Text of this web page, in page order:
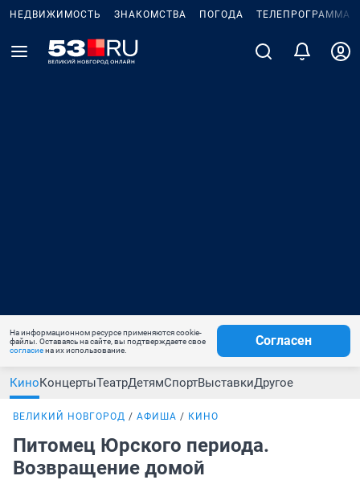
НЕДВИЖИМОСТЬ ЗНАКОМСТВА ПОГОДА ТЕЛЕПРОГРАММА
На информационном ресурсе применяются cookie-
файлы. Оставаясь на сайте, вы подтверждаете свое
согласиена их использование.
Согласен
КиноКонцертыТеатрДетямСпортВыставкиДругое
ВЕЛИКИЙ НОВГОРОД АФИША КИНО
Питомец Юрского периода.
Возвращение домой